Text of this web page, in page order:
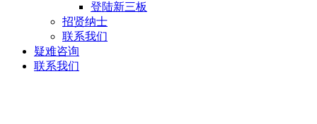
登陆新三板
招贤纳士
联系我们
疑难咨询
联系我们